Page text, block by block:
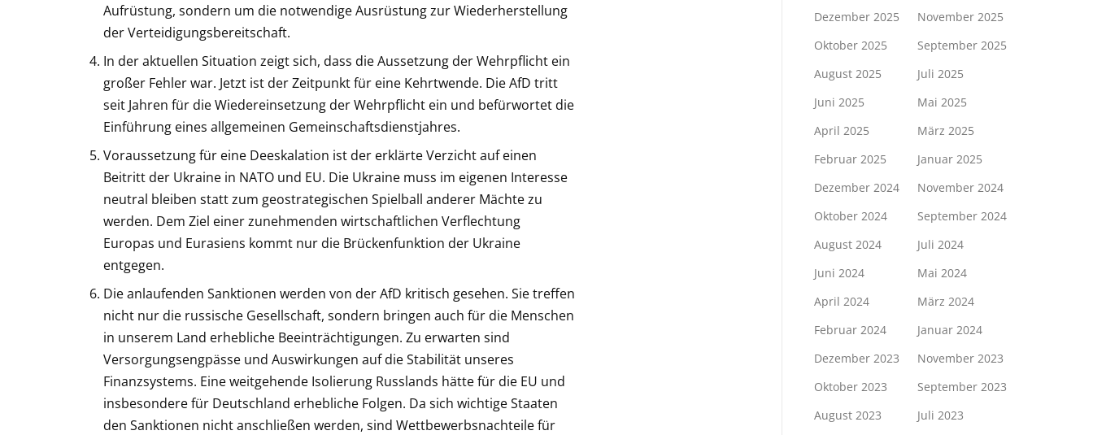
Aufrüstung, sondern um die notwendige Ausrüstung zur Wiederherstellung
der Verteidigungsbereitschaft.
In der aktuellen Situation zeigt sich, dass die Aussetzung der Wehrpflicht ein
großer Fehler war. Jetzt ist der Zeitpunkt für eine Kehrtwende. Die AfD tritt
seit Jahren für die Wiedereinsetzung der Wehrpflicht ein und befürwortet die
Einführung eines allgemeinen Gemeinschaftsdienstjahres.
Voraussetzung für eine Deeskalation ist der erklärte Verzicht auf einen
Beitritt der Ukraine in NATO und EU. Die Ukraine muss im eigenen Interesse
neutral bleiben statt zum geostrategischen Spielball anderer Mächte zu
werden. Dem Ziel einer zunehmenden wirtschaftlichen Verflechtung
Europas und Eurasiens kommt nur die Brückenfunktion der Ukraine
entgegen.
Die anlaufenden Sanktionen werden von der AfD kritisch gesehen. Sie treffen
nicht nur die russische Gesellschaft, sondern bringen auch für die Menschen
in unserem Land erhebliche Beeinträchtigungen. Zu erwarten sind
Versorgungsengpässe und Auswirkungen auf die Stabilität unseres
Finanzsystems. Eine weitgehende Isolierung Russlands hätte für die EU und
insbesondere für Deutschland erhebliche Folgen. Da sich wichtige Staaten
den Sanktionen nicht anschließen werden, sind Wettbewerbsnachteile für
Dezember 2025
November 2025
Oktober 2025
September 2025
August 2025
Juli 2025
Juni 2025
Mai 2025
April 2025
März 2025
Februar 2025
Januar 2025
Dezember 2024
November 2024
Oktober 2024
September 2024
August 2024
Juli 2024
Juni 2024
Mai 2024
April 2024
März 2024
Februar 2024
Januar 2024
Dezember 2023
November 2023
Oktober 2023
September 2023
August 2023
Juli 2023